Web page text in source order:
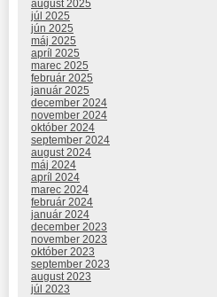
august 2025
júl 2025
jún 2025
máj 2025
apríl 2025
marec 2025
február 2025
január 2025
december 2024
november 2024
október 2024
september 2024
august 2024
máj 2024
apríl 2024
marec 2024
február 2024
január 2024
december 2023
november 2023
október 2023
september 2023
august 2023
júl 2023